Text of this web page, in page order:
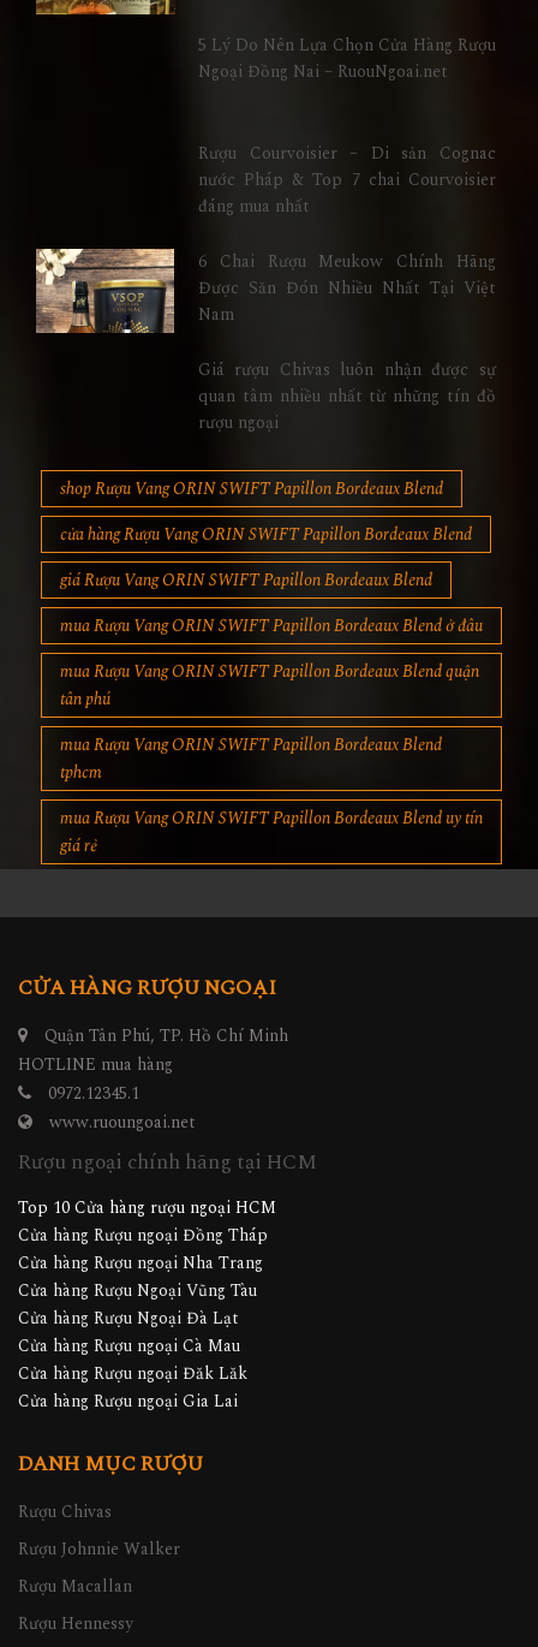
5 Lý Do Nên Lựa Chọn Cửa Hàng Rượu
Ngoại Đồng Nai – RuouNgoai.net
Rượu Courvoisier – Di sản Cognac
nước Pháp & Top 7 chai Courvoisier
đáng mua nhất
6 Chai Rượu Meukow Chính Hãng
Được Săn Đón Nhiều Nhất Tại Việt
Nam
Giá rượu Chivas luôn nhận được sự
quan tâm nhiều nhất từ những tín đồ
rượu ngoại
shop Rượu Vang ORIN SWIFT Papillon Bordeaux Blend
cửa hàng Rượu Vang ORIN SWIFT Papillon Bordeaux Blend
giá Rượu Vang ORIN SWIFT Papillon Bordeaux Blend
mua Rượu Vang ORIN SWIFT Papillon Bordeaux Blend ở đâu
mua Rượu Vang ORIN SWIFT Papillon Bordeaux Blend quận
tân phú
mua Rượu Vang ORIN SWIFT Papillon Bordeaux Blend
tphcm
mua Rượu Vang ORIN SWIFT Papillon Bordeaux Blend uy tín
giá rẻ
CỬA HÀNG RƯỢU NGOẠI
Quận Tân Phú, TP. Hồ Chí Minh
HOTLINE mua hàng
0972.12345.1
www.ruoungoai.net
Rượu ngoại chính hãng tại HCM
Top 10 Cửa hàng rượu ngoại HCM
Cửa hàng Rượu ngoại Đồng Tháp
Cửa hàng Rượu ngoại Nha Trang
Cửa hàng Rượu Ngoại Vũng Tàu
Cửa hàng Rượu Ngoại Đà Lạt
Cửa hàng Rượu ngoại Cà Mau
Cửa hàng Rượu ngoại Đăk Lăk
Cửa hàng Rượu ngoại Gia Lai
DANH MỤC RƯỢU
Rượu Chivas
Rượu Johnnie Walker
Rượu Macallan
Rượu Hennessy